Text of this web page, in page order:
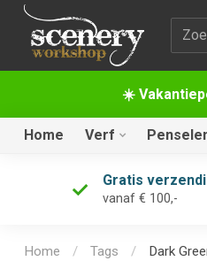
☀️
Home Verf
Gratis
vanaf € 100,-
Home / Tags / Dark